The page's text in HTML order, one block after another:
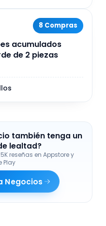
8 Compras
acumulados
de 2 piezas
también tenga un
lealtad?
reseñas en Appstore y
Play
Negocios